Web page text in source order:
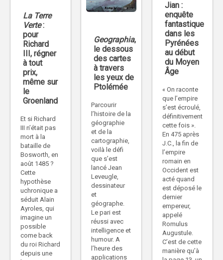
Jian :
enquête
fantastique
dans les
Pyrénées
au début
du Moyen
Âge
« On raconte
que l’empire
s’est écroulé,
définitivement
cette fois ».
En 475 après
J.C., la fin de
l’empire
romain en
Occident est
acté quand
est déposé le
dernier
empereur,
appelé
Romulus
Augustule.
C’est de cette
manière qu’à
La Terre
Verte:
pour
Richard
III, régner
à tout
prix,
même sur
le
Groenland
Et si Richard
III n’était pas
mort à la
bataille de
Bosworth, en
août 1485 ?
Cette
hypothèse
uchronique a
séduit Alain
Ayroles, qui
imagine un
possible
come back
du roi Richard
depuis une
Geographia,
le dessous
des cartes
à travers
les yeux de
Ptolémée
Parcourir
l’histoire de la
géographie
et de la
cartographie,
voilà le défi
que s’est
lancé Jean
Leveugle,
dessinateur
et
géographe.
Le pari est
réussi avec
intelligence et
humour. A
l’heure des
applications